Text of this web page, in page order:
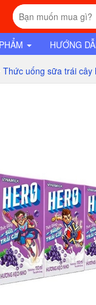
HƯỚNG
Thức uống sữa trái cây